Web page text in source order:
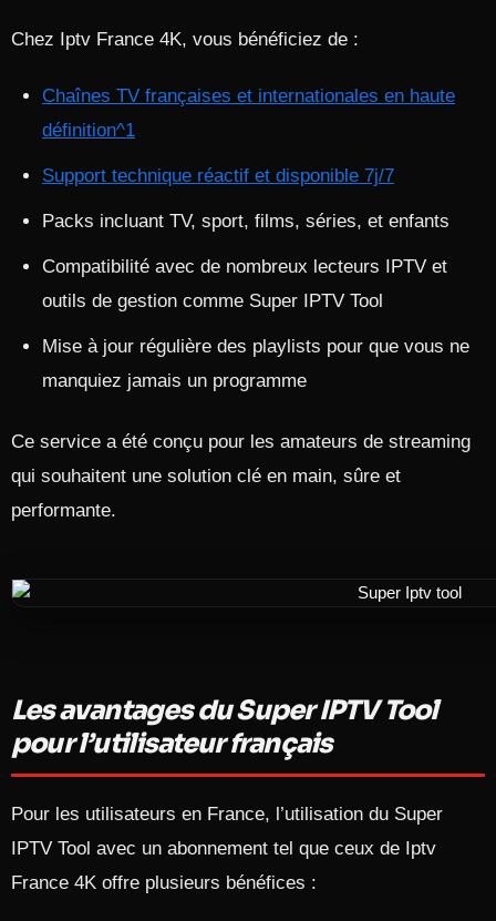
Chez Iptv France 4K, vous bénéficiez de :
Chaînes TV françaises et internationales en haute
définition^1
Support technique réactif et disponible 7j/7
Packs incluant TV, sport, films, séries, et enfants
Compatibilité avec de nombreux lecteurs IPTV et
outils de gestion comme Super IPTV Tool
Mise à jour régulière des playlists pour que vous ne
manquiez jamais un programme
Ce service a été conçu pour les amateurs de streaming
qui souhaitent une solution clé en main, sûre et
performante.
Les avantages du Super IPTV Tool
pour l’utilisateur français
Pour les utilisateurs en France, l’utilisation du Super
IPTV Tool avec un abonnement tel que ceux de Iptv
France 4K offre plusieurs bénéfices :